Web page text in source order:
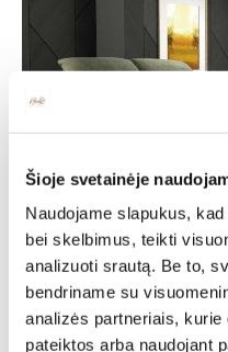
Šioje svetainėje
Naudojame slapukus,
bei skelbimus, teikti
analizuoti srautą. Be to,
bendriname su
analizės partneriais,
pateiktos arba naudojant
Minkšti
jaukumas
namuose